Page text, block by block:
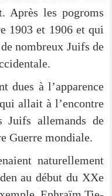
Après les pogroms
1903 et 1906 et qui
nombreux Juifs de
dues à l’apparence
allait à l’encontre
Juifs alle­mands de
Guer­re mondiale.
natu­rel­le­ment
au début du XXe